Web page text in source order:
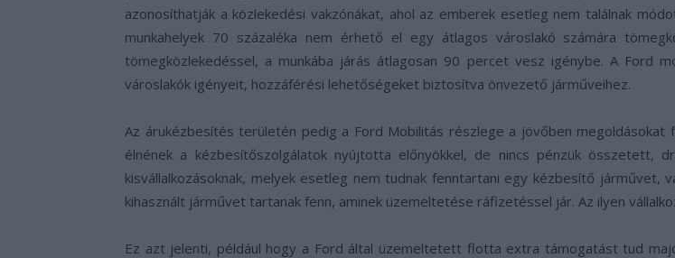
azonosíthatják a közlekedési vakzónákat, ahol az emberek esetleg nem találnak
munkahelyek 70 százaléka nem érhető el egy átlagos városlakó számára
tömegközlekedéssel, a munkába járás átlagosan 90 percet vesz igénybe. A Ford
városlakók igényeit, hozzáférési lehetőségeket biztosítva önvezető járműveihez.
Az árukézbesítés területén pedig a Ford Mobilitás részlege a jövőben megoldásokat
élnének a kézbesítőszolgálatok nyújtotta előnyökkel, de nincs pénzük összetett,
kisvállalkozásoknak, melyek esetleg nem tudnak fenntartani egy kézbesítő járművet,
kihasznált járművet tartanak fenn, aminek üzemeltetése ráfizetéssel jár. Az ilyen
Ez azt jelenti, például hogy a Ford által üzemeltetett flotta extra támogatást tud